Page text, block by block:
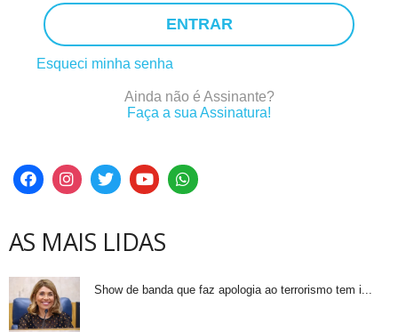
ENTRAR
Esqueci minha senha
Ainda não é Assinante?
Faça a sua Assinatura!
AS MAIS LIDAS
Show de banda que faz apologia ao terrorismo tem i...